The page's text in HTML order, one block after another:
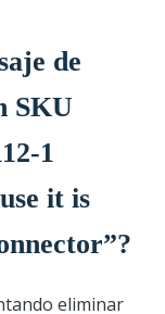
de
SKU
1
it is
eliminar